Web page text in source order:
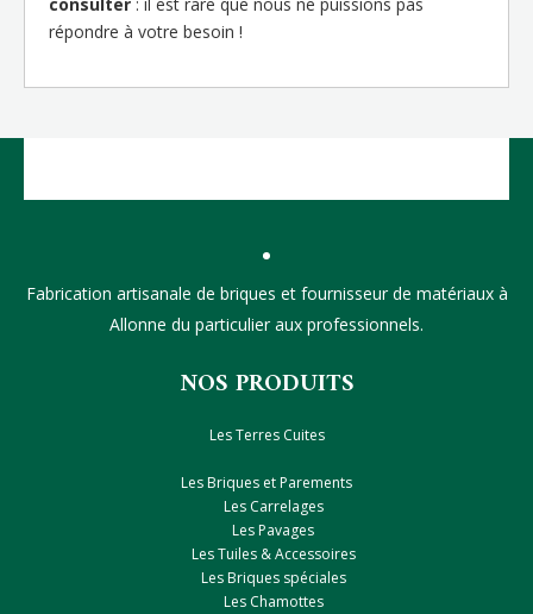
répondre à votre besoin !
Fabrication artisanale de briques et fournisseur de matériaux à
Allonne du particulier aux professionnels.
NOS PRODUITS
Les Terres Cuites
Les Briques et Parements
Les Carrelages
Les Pavages
Les Tuiles & Accessoires
Les Briques spéciales
Les Chamottes